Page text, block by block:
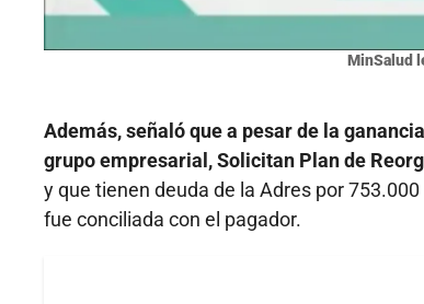
MinSalud
Además, señaló que a pesar de la
grupo empresarial, Solicitan Plan de
y que tienen deuda de la Adres por
fue conciliada con el pagador.